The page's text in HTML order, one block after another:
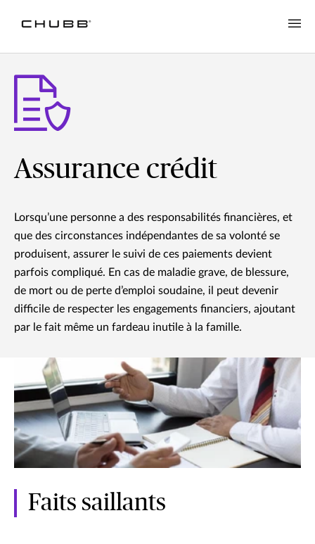
Assurance crédit
Lorsqu’une personne a des responsabilités financières, et
que des circonstances indépendantes de sa volonté se
produisent, assurer le suivi de ces paiements devient
parfois compliqué. En cas de maladie grave, de blessure,
de mort ou de perte d’emploi soudaine, il peut devenir
difficile de respecter les engagements financiers, ajoutant
par le fait même un fardeau inutile à la famille.
Faits saillants